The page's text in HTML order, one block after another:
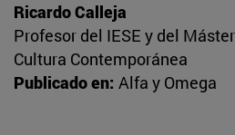
Ricardo Calleja
Profesor del IESE y del
Cultura Contemporánea
Publicado en: Alfa y Omega